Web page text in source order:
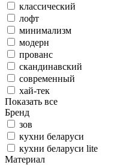
классический
лофт
минимализм
модерн
прованс
скандинавский
современный
хай-тек
Показать все
Бренд
зов
кухни беларуси
кухни беларуси lite
Материал